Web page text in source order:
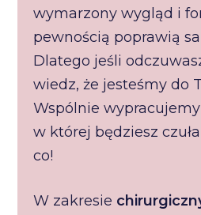
wymarzony wygląd i
pewnością poprawią
Dlatego jeśli
wiedz, że jesteśmy do
Wspólnie
w której będziesz
co!
W zakresie